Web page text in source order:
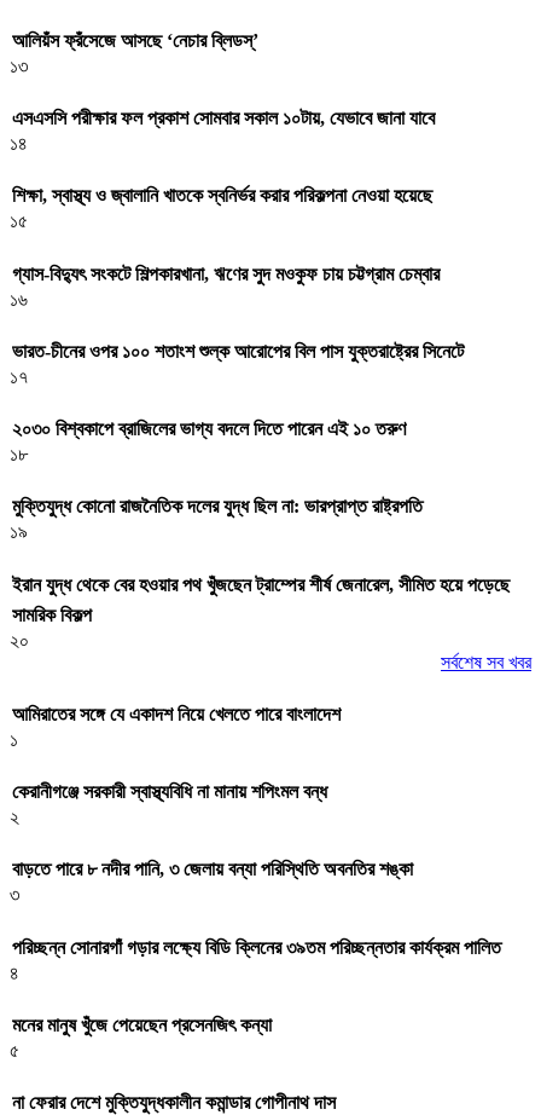
আলিয়ঁস ফ্রঁসেজে আসছে ‘নেচার ব্লিডস্’
১৩
এসএসসি পরীক্ষার ফল প্রকাশ সোমবার সকাল ১০টায়, যেভাবে জানা যাবে
১৪
শিক্ষা, স্বাস্থ্য ও জ্বালানি খাতকে স্বনির্ভর করার পরিকল্পনা নেওয়া হয়েছে
১৫
গ্যাস-বিদ্যুৎ সংকটে শিল্পকারখানা, ঋণের সুদ মওকুফ চায় চট্টগ্রাম চেম্বার
১৬
ভারত-চীনের ওপর ১০০ শতাংশ শুল্ক আরোপের বিল পাস যুক্তরাষ্ট্রের সিনেটে
১৭
২০৩০ বিশ্বকাপে ব্রাজিলের ভাগ্য বদলে দিতে পারেন এই ১০ তরুণ
১৮
মুক্তিযুদ্ধ কোনো রাজনৈতিক দলের যুদ্ধ ছিল না: ভারপ্রাপ্ত রাষ্ট্রপতি
১৯
ইরান যুদ্ধ থেকে বের হওয়ার পথ খুঁজছেন ট্রাম্পের শীর্ষ জেনারেল, সীমিত হয়ে পড়েছে
সামরিক বিকল্প
২০
সর্বশেষ সব খবর
আমিরাতের সঙ্গে যে একাদশ নিয়ে খেলতে পারে বাংলাদেশ
১
কেরানীগঞ্জে সরকারী স্বাস্থ্যবিধি না মানায় শপিংমল বন্ধ
২
বাড়তে পারে ৮ নদীর পানি, ৩ জেলায় বন্যা পরিস্থিতি অবনতির শঙ্কা
৩
পরিচ্ছন্ন সোনারগাঁ গড়ার লক্ষ্যে বিডি ক্লিনের ৩৯তম পরিচ্ছন্নতার কার্যক্রম পালিত
৪
মনের মানুষ খুঁজে পেয়েছেন প্রসেনজিৎ কন্যা
৫
না ফেরার দেশে মুক্তিযুদ্ধকালীন কমান্ডার গোপীনাথ দাস